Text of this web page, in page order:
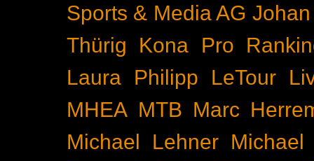
Sports & Media AG
Thürig
Kona Pro
Laura Philipp
LeTour
MHEA MTB Marc
Michael Lehner Michael